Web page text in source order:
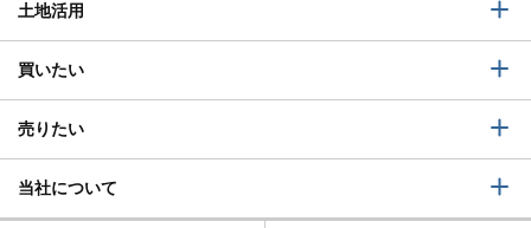
土地活用
買いたい
売りたい
当社について